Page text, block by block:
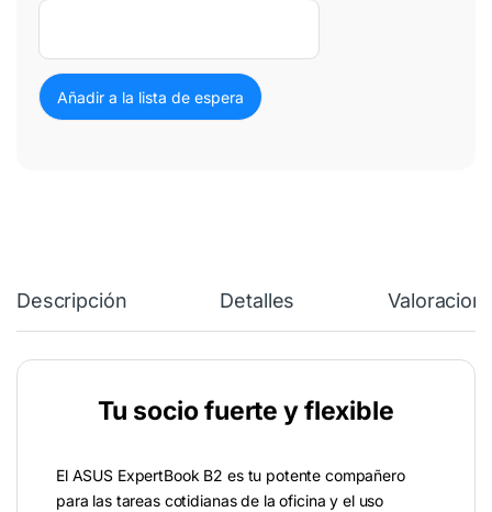
Descripción Detalles
Tu socio fuerte y flexible
El ASUS ExpertBook B2 es tu potente compañero
para las tareas cotidianas de la oficina y el uso